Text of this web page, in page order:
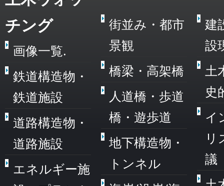
チング
画像一覧.
鉄道構造物・
鉄道施設
道路構造物・
道路施設
エネルギー施
街並み・都市
景観
橋梁・高架橋
人道橋・歩道
橋・遊歩道
地下構造物・
トンネル
建
設
土
史
イ
リ
議